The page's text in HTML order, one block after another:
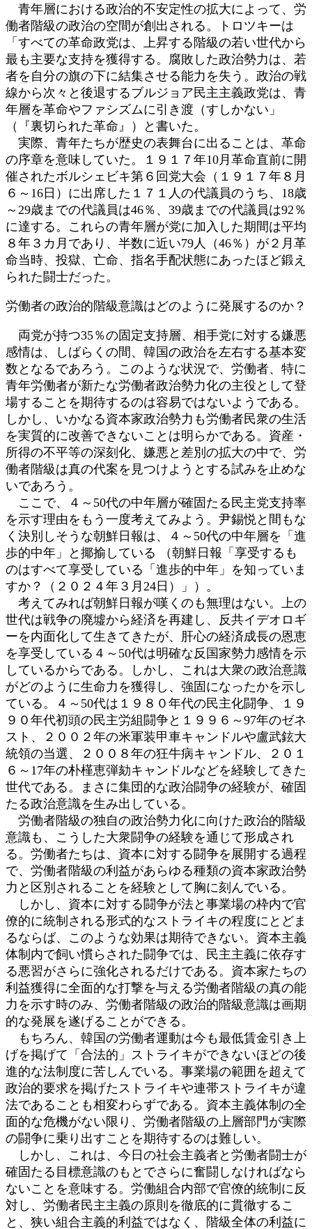
青年層における政治的不安定性の拡大によって、労
働者階級の政治の空間が創出される。トロツキーは
「すべての革命政党は、上昇する階級の若い世代から
最も主要な支持を獲得する。腐敗した政治勢力は、若
者を自分の旗の下に結集させる能力を失う。政治の戦
線から次々と後退するブルジョア民主主義政党は、青
年層を革命やファシズムに引き渡（すしかない」
（『裏切られた革命』）と書いた。
実際、青年たちが歴史の表舞台に出ることは、革命
の序章を意味していた。１９１７年10月革命直前に開
催されたボルシェビキ第６回党大会（１９１７年８月
６～16日）に出席した１７１人の代議員のうち、18歳
～29歳までの代議員は46％、39歳までの代議員は92％
に達する。これらの青年層が党に加入した期間は平均
８年３カ月であり、半数に近い79人（46％）が２月革
命当時、投獄、亡命、指名手配状態にあったほど鍛え
られた闘士だった。
労働者の政治的階級意識はどのように発展するのか？
両党が持つ35％の固定支持層、相手党に対する嫌悪
感情は、しばらくの間、韓国の政治を左右する基本変
数となるであろう。このような状況で、労働者、特に
青年労働者が新たな労働者政治勢力化の主役として登
場することを期待するのは容易ではないようである。
しかし、いかなる資本家政治勢力も労働者民衆の生活
を実質的に改善できないことは明らかである。資産・
所得の不平等の深刻化、嫌悪と差別の拡大の中で、労
働者階級は真の代案を見つけようとする試みを止めな
いであろう。
ここで、４～50代の中年層が確固たる民主党支持率
を示す理由をもう一度考えてみよう。尹錫悦と間もな
く決別しそうな朝鮮日報は、４～50代の中年層を「進
歩的中年」と揶揄している （朝鮮日報「享受するも
のはすべて享受している「進歩的中年」を知っていま
すか？（２０２４年３月24日）」）。
考えてみれば朝鮮日報が嘆くのも無理はない。上の
世代は戦争の廃墟から経済を再建し、反共イデオロギ
ーを内面化して生きてきたが、肝心の経済成長の恩恵
を享受している４～50代は明確な反国家勢力感情を示
しているからである。しかし、これは大衆の政治意識
がどのように生命力を獲得し、強固になったかを示し
ている。４～50代は１９８０年代の民主化闘争、１９
９０年代初頭の民主労組闘争と１９９６～97年のゼネ
スト、２００２年の米軍装甲車キャンドルや盧武鉉大
統領の当選、２００８年の狂牛病キャンドル、２０１
６～17年の朴槿恵弾劾キャンドルなどを経験してきた
世代である。まさに集団的な政治闘争の経験が、確固
たる政治意識を生み出している。
労働者階級の独自の政治勢力化に向けた政治的階級
意識も、こうした大衆闘争の経験を通じて形成され
る。労働者たちは、資本に対する闘争を展開する過程
で、労働者階級の利益があらゆる種類の資本家政治勢
力と区別されることを経験として胸に刻んでいる。
しかし、資本に対する闘争が法と事業場の枠内で官
僚的に統制される形式的なストライキの程度にとどま
るならば、このような効果は期待できない。資本主義
体制内で飼い慣らされた闘争では、民主主義に依存す
る悪習がさらに強化されるだけである。資本家たちの
利益獲得に全面的な打撃を与える労働者階級の真の能
力を示す時のみ、労働者階級の政治的階級意識は画期
的な発展を遂げることができる。
もちろん、韓国の労働者運動は今も最低賃金引き上
げを掲げて「合法的」ストライキができないほどの後
進的な法制度に苦しんでいる。事業場の範囲を超えて
政治的要求を掲げたストライキや連帯ストライキが違
法であることも相変わらずである。資本主義体制の全
面的な危機がない限り、労働者階級の上層部門が実際
の闘争に乗り出すことを期待するのは難しい。
しかし、これは、今日の社会主義者と労働者闘士が
確固たる目標意識のもとでさらに奮闘しなければなら
ないことを意味する。労働組合内部で官僚的統制に反
対し、労働者民主主義の原則を徹底的に貫徹するこ
と、狭い組合主義的利益ではなく、階級全体の利益に